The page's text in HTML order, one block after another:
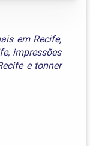
em Recife,
, impressões
e tonner